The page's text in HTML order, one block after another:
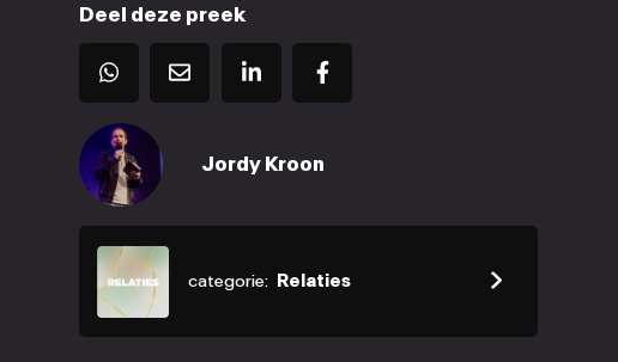
Deel deze preek
Jordy Kroon
categorie: Relaties